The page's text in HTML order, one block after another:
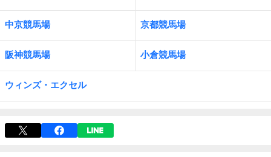
中京競馬場 京都競馬場
阪神競馬場 小倉競馬場
ウィンズ・エクセル